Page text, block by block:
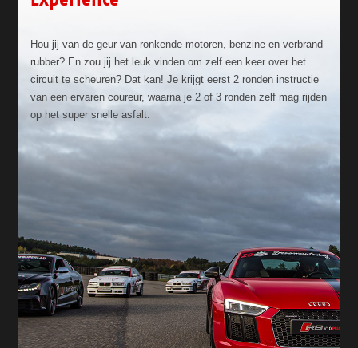
Hou jij van de geur van ronkende motoren, benzine en verbrand
rubber? En zou jij het leuk vinden om zelf een keer over het
circuit te scheuren? Dat kan! Je krijgt eerst 2 ronden instructie
van een ervaren coureur, waarna je 2 of 3 ronden zelf mag rijden
op het super snelle asfalt.